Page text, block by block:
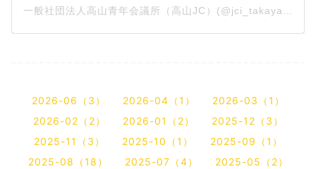
2026-06（3） 2026-04（1）
2026-03（1）
2026-02（2）
2026-01（2）
2025-12（3）
2025-11（3）
2025-10（1）
2025-09（1）
2025-08（18）
2025-07（4）
2025-05（2）